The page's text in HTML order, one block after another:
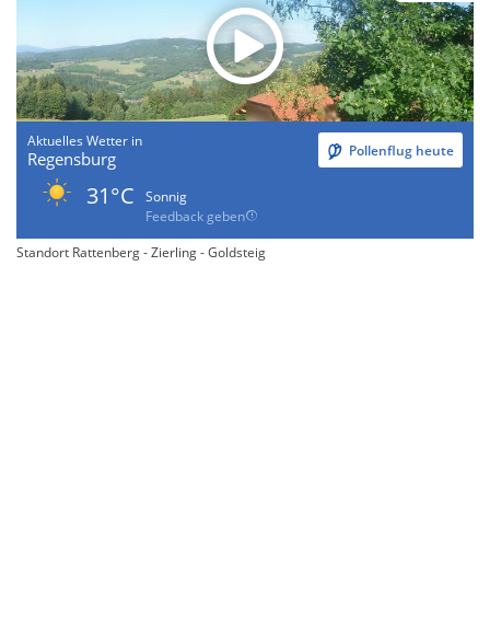
Aktuelles Wetter in
Regensburg Pollenflug heute
31°C
Sonnig
Feedback geben
Standort Rattenberg - Zierling - Goldsteig